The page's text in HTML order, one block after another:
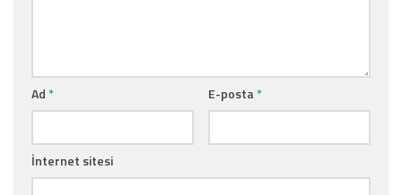
Ad* E-posta*
İnternet sitesi